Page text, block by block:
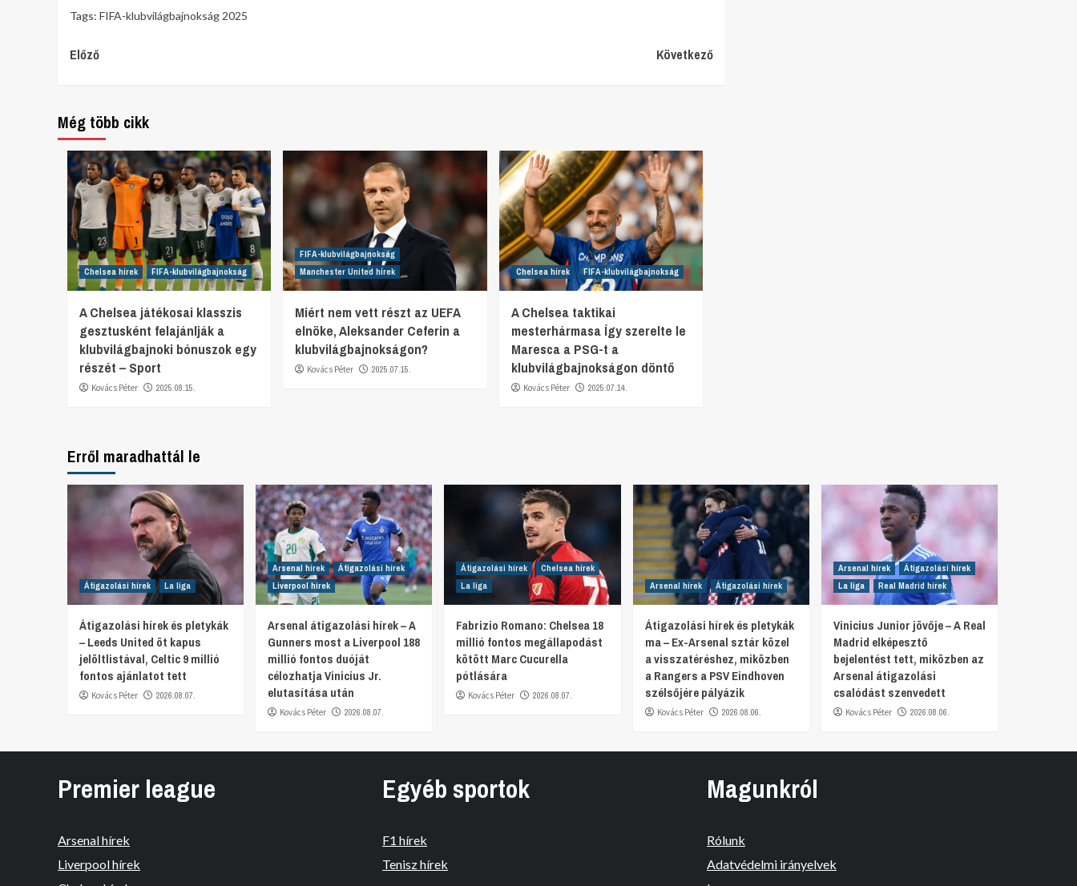
Tags: FIFA-klubvilágbajnokság 2025
Continue
Előző Következő
Még több cikk
Chelsea hírek FIFA-klubvilágbajnokság
A Chelsea játékosai klasszis
gesztusként felajánlják a
klubvilágbajnoki bónuszok egy
részét – Sport
Kovács Péter 2025.08.15.
FIFA-klubvilágbajnokság
Manchester United hírek
Miért nem vett részt az UEFA
elnöke, Aleksander Ceferin a
klubvilágbajnokságon?
Kovács Péter 2025.07.15.
Chelsea hírek FIFA-klubvilágbajnokság
A Chelsea taktikai
mesterhármasa Így szerelte le
Maresca a PSG-t a
klubvilágbajnokságon döntő
Kovács Péter 2025.07.14.
Erről maradhattál le
Átigazolási hírek La liga
Átigazolási hírek és pletykák
– Leeds United öt kapus
jelöltlistával, Celtic 9 millió
fontos ajánlatot tett
Kovács Péter 2026.08.07.
Arsenal hírek
Átigazolási hírek
Liverpool hírek
Arsenal átigazolási hírek – A
Gunners most a Liverpool 188
millió fontos duóját
célozhatja Vinicius Jr.
elutasítása után
Kovács Péter 2026.08.07.
Átigazolási hírek
Chelsea hírek
La liga
Fabrizio Romano: Chelsea 18
millió fontos megállapodást
kötött Marc Cucurella
pótlására
Kovács Péter 2026.08.07.
Arsenal hírek Átigazolási hírek
Átigazolási hírek és pletykák
ma – Ex-Arsenal sztár közel
a visszatéréshez, miközben
a Rangers a PSV Eindhoven
szélsőjére pályázik
Kovács Péter 2026.08.06.
Arsenal hírek
Átigazolási hírek
La liga
Real Madrid hírek
Vinicius Junior jövője – A Real
Madrid elképesztő
bejelentést tett, miközben az
Arsenal átigazolási
csalódást szenvedett
Kovács Péter 2026.08.06.
Premier league
Arsenal hírek
Liverpool hírek
Egyéb sportok
F1 hírek
Tenisz hírek
Magunkról
Rólunk
Adatvédelmi irányelvek